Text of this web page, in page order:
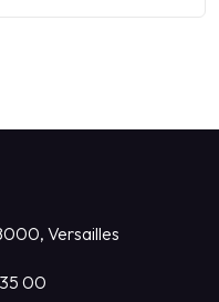
Versailles
00